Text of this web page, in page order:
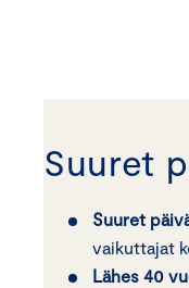
Suuret
Suuret
vaikuttajat
Lähes 40